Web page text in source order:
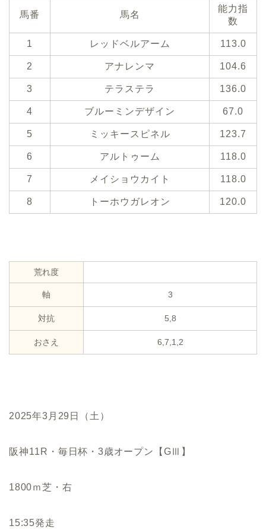
馬番 馬名
能力指
数
1 レッドベルアーム 113.0
2 アナレンマ 104.6
3 テラステラ 136.0
4 ブルーミンデザイン 67.0
5 ミッキースピネル 123.7
6 アルトゥーム 118.0
7 メイショウカイト 118.0
8 トーホウガレオン 120.0
荒れ度
軸 3
対抗 5,8
おさえ 6,7,1,2
2025年3月29日（土）
阪神11R・毎日杯・3歳オープン【GⅢ】
1800ｍ芝・右
15:35発走